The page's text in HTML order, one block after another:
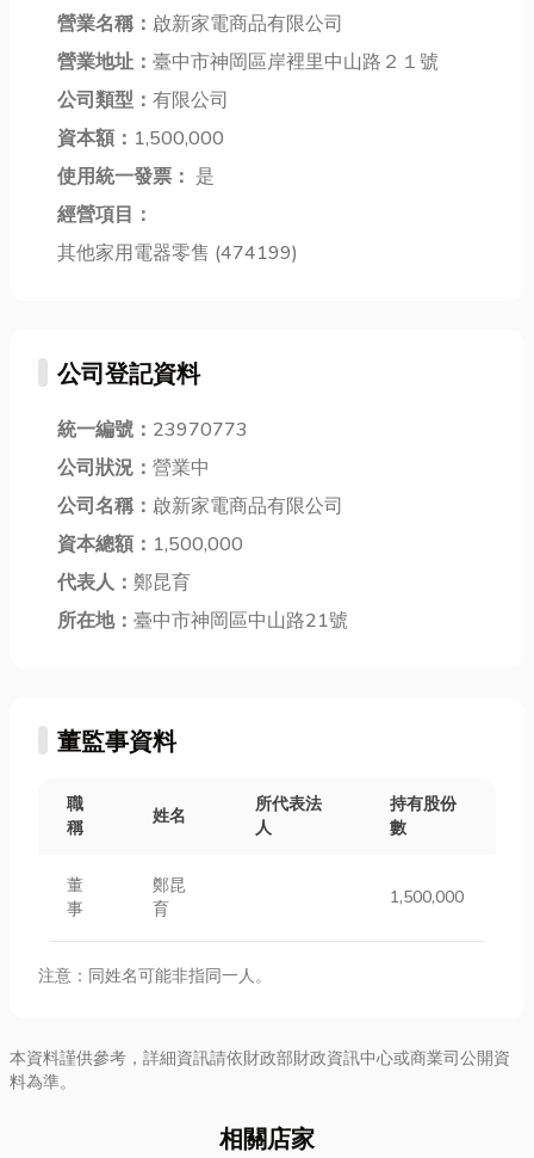
南抽化糞池」
或「台南抽水
肥」的服務五
該如何挑選最
安心、最划算
的...
為一種常見的
鋼材形式，具
易加工的特
性，廣泛應用
於結構建設、
本文將帶您深
營業名稱： 啟新家電商品有限公司
營業地址： 臺中市神岡區岸裡里中山路２１號
公司類型： 有限公司
資本額： 1,500,000
使用統一發票： 是
經營項目：
其他家用電器零售 (474199)
公司登記資料
統一編號： 23970773
公司狀況： 營業中
公司名稱： 啟新家電商品有限公司
資本總額： 1,500,000
代表人： 鄭昆育
所在地： 臺中市神岡區中山路21號
董監事資料
職
稱
姓名
所代表法
人
持有股份
數
董
事
鄭昆
育
1,500,000
注意：同姓名可能非指同一人。
本資料謹供參考，詳細資訊請依財政部財政資訊中心或商業司公開資
料為準。
相關店家